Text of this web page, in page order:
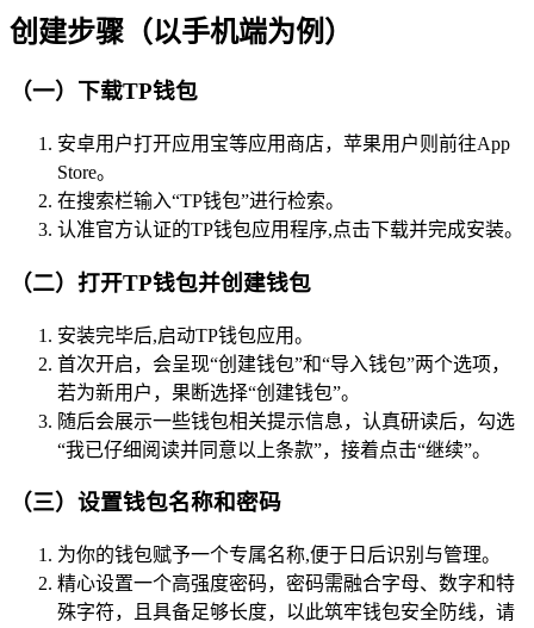
创建步骤（以手机端为例）
（一）下载TP钱包
安卓用户打开应用宝等应用商店，苹果用户则前往App
Store。
在搜索栏输入“TP钱包”进行检索。
认准官方认证的TP钱包应用程序,点击下载并完成安装。
（二）打开TP钱包并创建钱包
安装完毕后,启动TP钱包应用。
首次开启，会呈现“创建钱包”和“导入钱包”两个选项，
若为新用户，果断选择“创建钱包”。
随后会展示一些钱包相关提示信息，认真研读后，勾选
“我已仔细阅读并同意以上条款”，接着点击“继续”。
（三）设置钱包名称和密码
为你的钱包赋予一个专属名称,便于日后识别与管理。
精心设置一个高强度密码，密码需融合字母、数字和特
殊字符，且具备足够长度，以此筑牢钱包安全防线，请